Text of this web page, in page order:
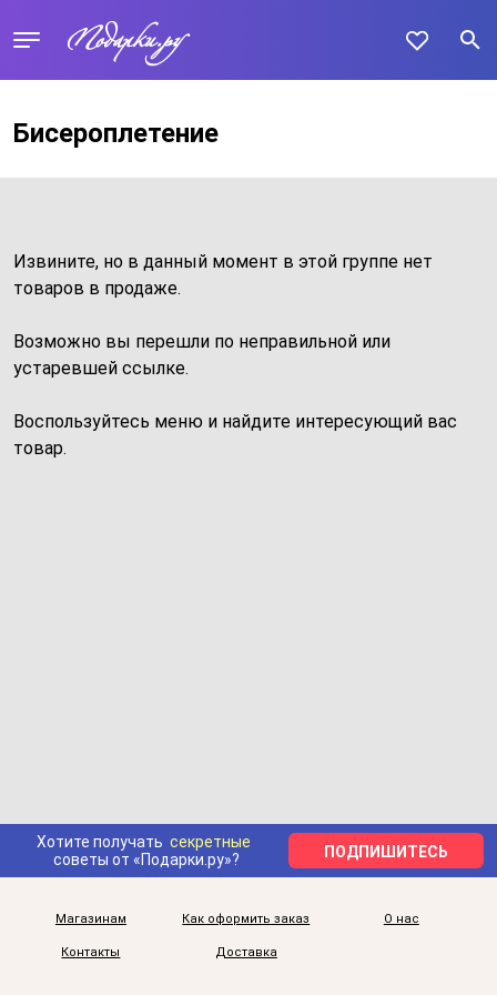
Бисероплетение
Извините, но в данный момент в этой группе нет
товаров в продаже.
Возможно вы перешли по неправильной или
устаревшей ссылке.
Воспользуйтесь меню и найдите интересующий вас
товар.
Хотите получать секретные
советы от «Подарки.ру»?
ПОДПИШИТЕСЬ
Магазинам Как оформить заказ О нас
Контакты Доставка